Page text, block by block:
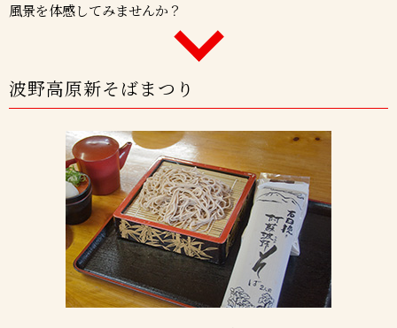
風景を体感してみませんか？
波野高原新そばまつり